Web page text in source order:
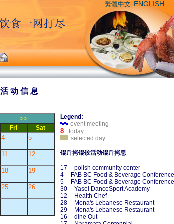
繁體中文 ENGLISH
活 动 信 息
>>
Fri Sat
4 5
11 12
18 19
25 26
Legend:
event meeting
8
today
selected day
锟斤拷锟铰活动锟斤拷息
17 -- polish community center
4 -- FAB BC Food & Beverage Conference
5 -- FAB BC Food & Beverage Conference
30 -- Yasel DanceSport Academy
12 -- Health Chef
28 -- Mona's Lebanese Restaurant
29 -- Mona's Lebanese Restaurant
16 -- dine Out